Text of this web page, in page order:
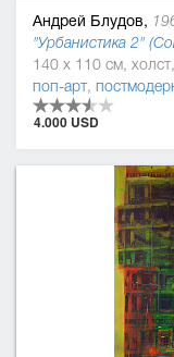
Андрей Блудов,
"Урбанистика 2"
поп-арт,
4.000 USD